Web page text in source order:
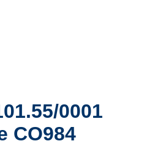
0001
CO984